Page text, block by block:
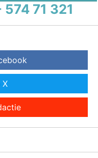
71 321
X